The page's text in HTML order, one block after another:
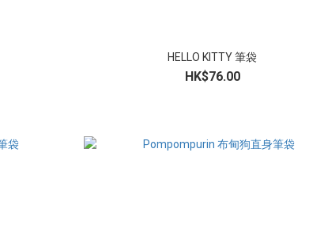
HELLO KITTY 筆袋
HK$76.00